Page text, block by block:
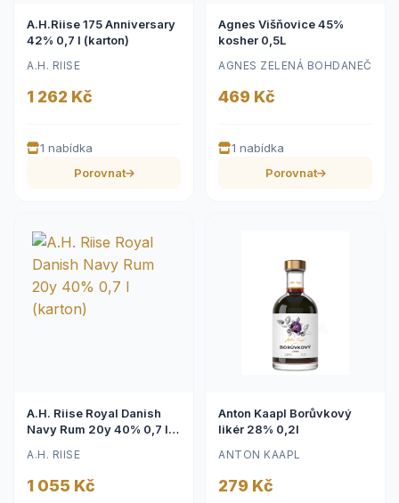
A.H.Riise 175 Anniversary
42% 0,7 l (karton)
A.H. RIISE
1 262 Kč
1 nabídka
Porovnat
Agnes Višňovice 45%
kosher 0,5L
AGNES ZELENÁ BOHDANEČ
469 Kč
1 nabídka
Porovnat
A.H. Riise Royal Danish
Navy Rum 20y 40% 0,7 l
A.H. RIISE
1 055 Kč
Anton Kaapl Borůvkový
likér 28% 0,2l
ANTON KAAPL
279 Kč